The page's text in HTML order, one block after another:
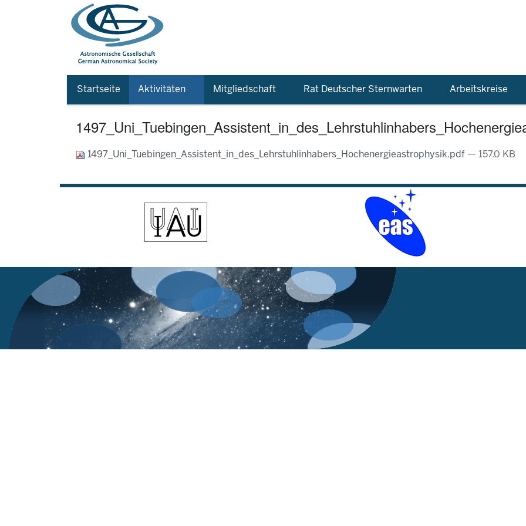
Startseite Aktivitäten Mitgliedschaft Rat Deutscher Sternwarten Arbeitskreise
1497_Uni_Tuebingen_Assistent_in_des_Lehrstuhlinhabers_Hochenergieastrophysik.pdf — 157.0 KB